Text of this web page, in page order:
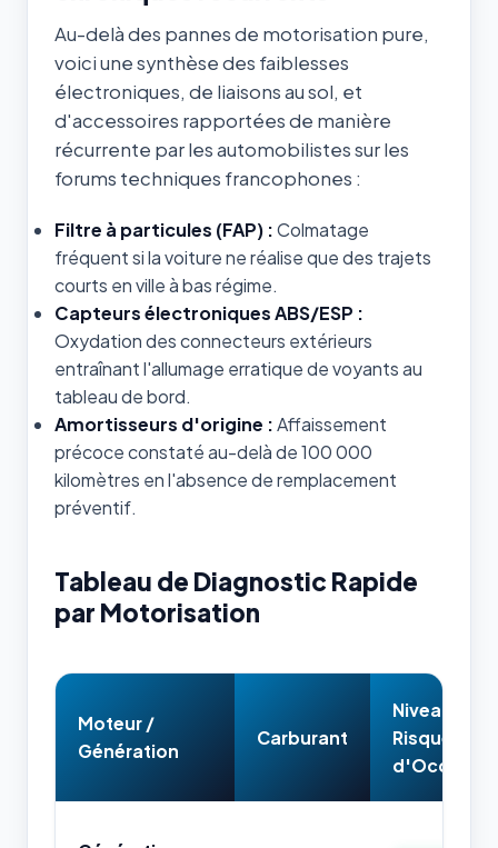
Au-delà des pannes de motorisation pure,
voici une synthèse des faiblesses
électroniques, de liaisons au sol, et
d'accessoires rapportées de manière
récurrente par les automobilistes sur les
forums techniques francophones :
Filtre à particules (FAP) :Colmatage
fréquent si la voiture ne réalise que des trajets
courts en ville à bas régime.
Capteurs électroniques ABS/ESP :
Oxydation des connecteurs extérieurs
entraînant l'allumage erratique de voyants au
tableau de bord.
Amortisseurs d'origine :Affaissement
précoce constaté au-delà de 100 000
kilomètres en l'absence de remplacement
préventif.
Tableau de Diagnostic Rapide
par Motorisation
Moteur /
Génération
Carburant
Niveau de
Risque
d'Occasion